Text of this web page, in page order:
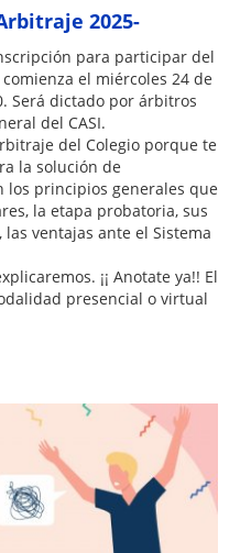
2025-
para participar del
el miércoles 24 de
Será dictado por árbitros
del CASI.
del Colegio porque te
la solución de
los principios generales que
la etapa probatoria, sus
ventajas ante el Sistema
¡¡ Anotate ya!! El
presencial o virtual